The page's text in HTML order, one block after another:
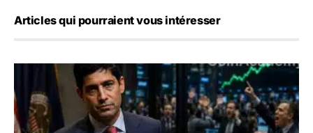
Articles qui pourraient vous intéresser
Emploi américain : 23 000 postes détruits en juillet, les